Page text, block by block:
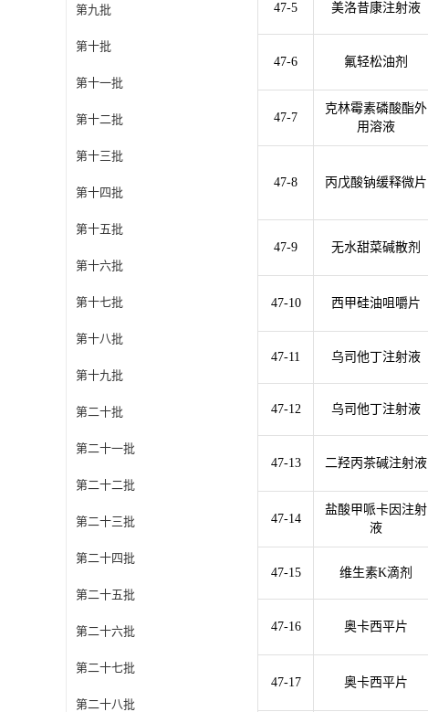
第九批
第十批
第十一批
第十二批
第十三批
第十四批
第十五批
第十六批
第十七批
第十八批
第十九批
第二十批
第二十一批
第二十二批
第二十三批
第二十四批
第二十五批
第二十六批
第二十七批
第二十八批
47-5 美洛昔康注射液
47-6 氟轻松油剂
47-7
克林霉素磷酸酯外
用溶液
47-8 丙戊酸钠缓释微片
47-9 无水甜菜碱散剂
47-10 西甲硅油咀嚼片
47-11 乌司他丁注射液
47-12 乌司他丁注射液
47-13 二羟丙茶碱注射液
47-14
盐酸甲哌卡因注射
液
47-15 维生素K滴剂
47-16 奥卡西平片
47-17 奥卡西平片